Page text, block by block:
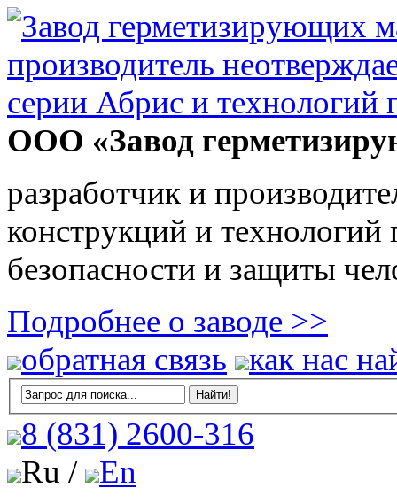
ООО «Завод
разработчик и
конструкций и
безопасности и защиты
Подробнее о заводе >>
обратная связь
как нас
8 (831) 2600-316
Ru /
En